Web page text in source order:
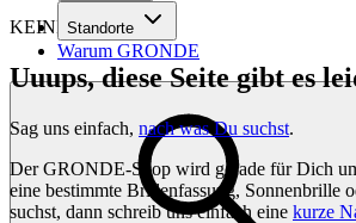
Standorte
Warum GRONDE
KEINE SORGE!
Uuups, diese Seite gibt es
Sag uns einfach, nach was Du suchst.
Der GRONDE-Shop wird gerade für Dich
eine bestimmte Brillenfassung, Sonnenbrille
suchst, dann schreib uns einfach eine kurze